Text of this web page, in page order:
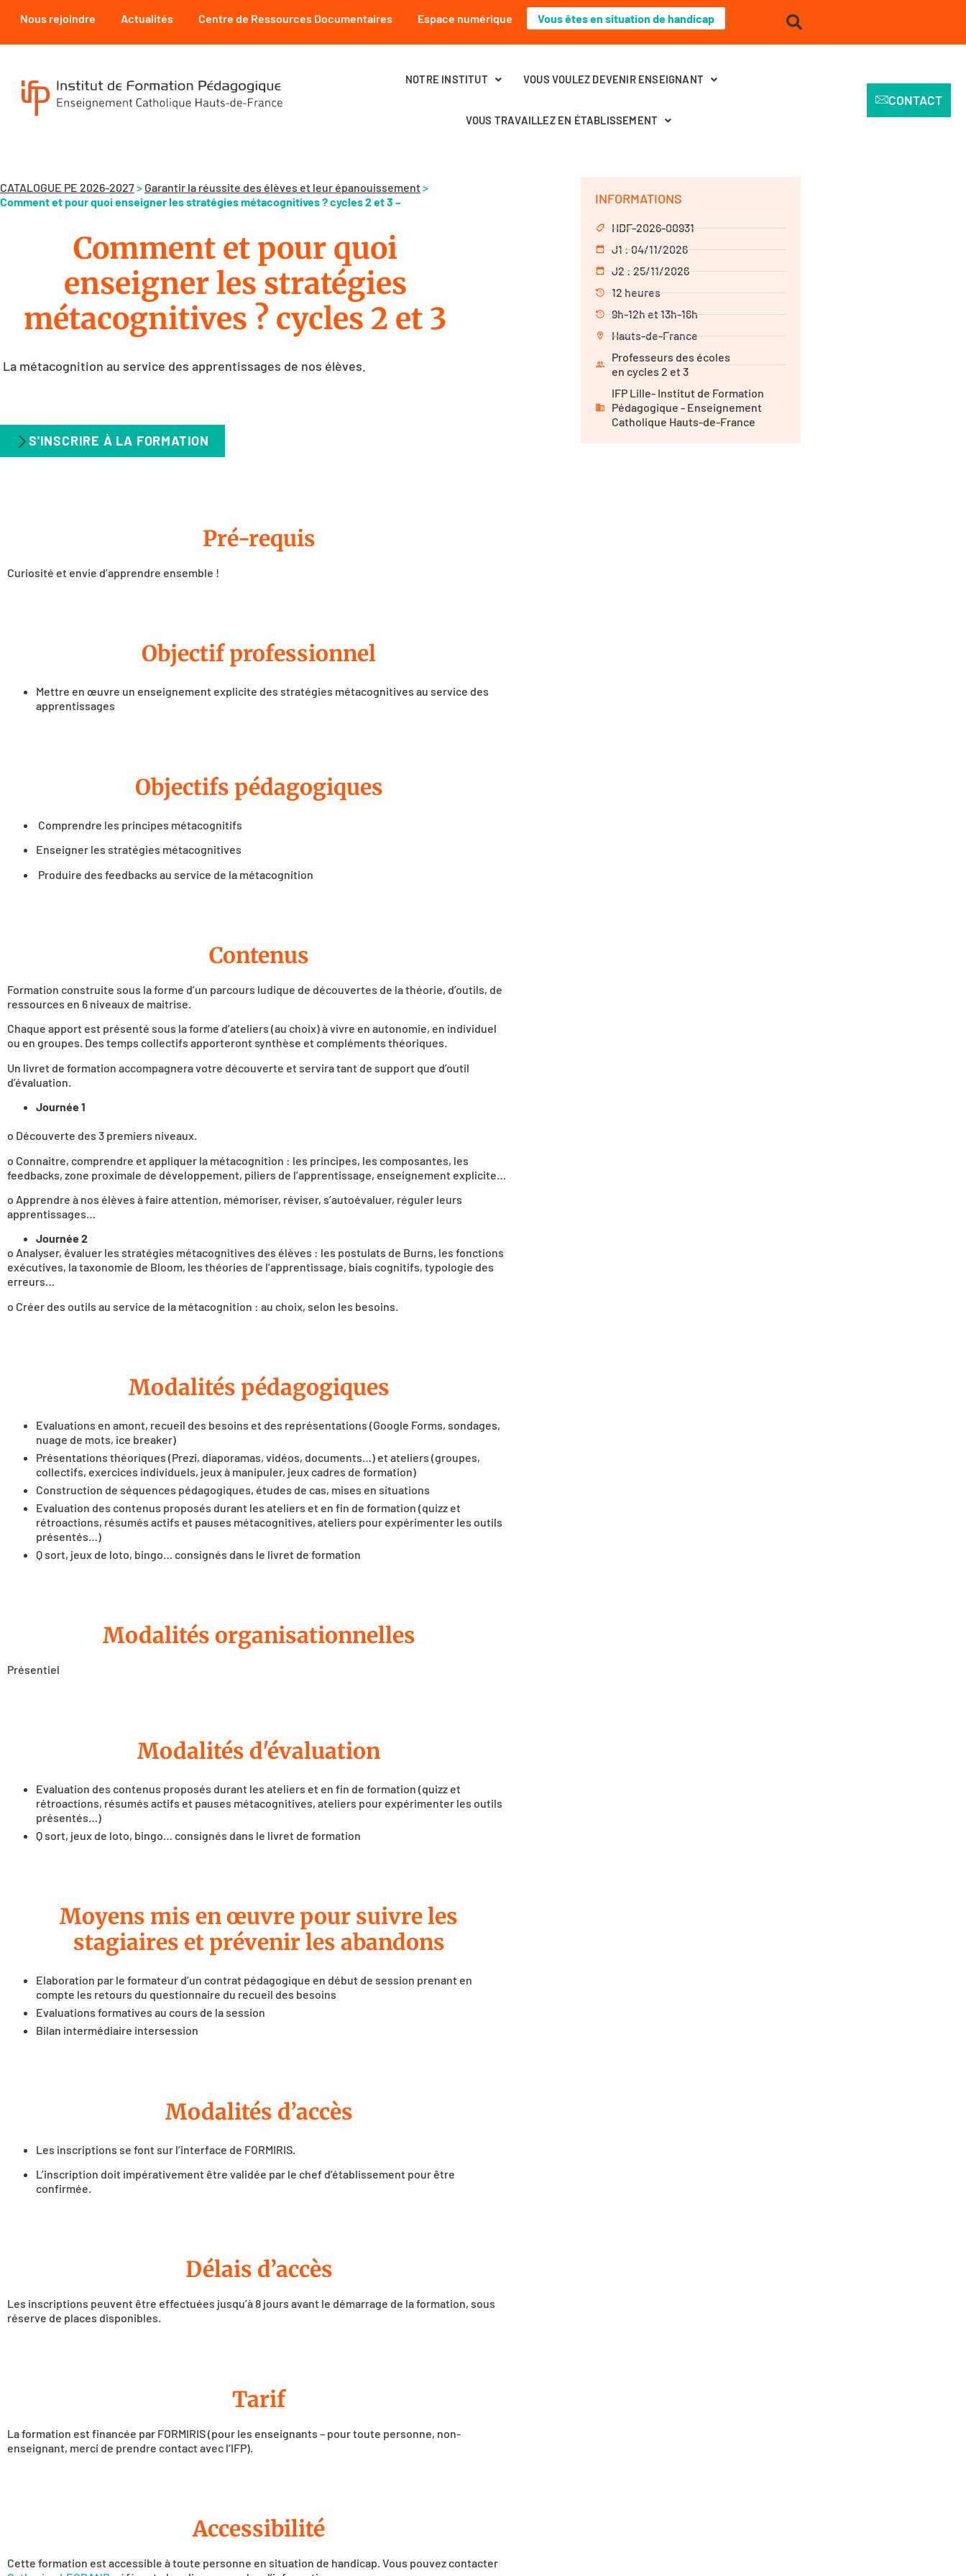
Nous rejoindre Actualités Centre de Ressources Documentaires Espace numérique Vous êtes en situation de handicap
NOTRE INSTITUT VOUS VOULEZ DEVENIR ENSEIGNANT
VOUS TRAVAILLEZ EN ÉTABLISSEMENT
CONTACT
CATALOGUE PE 2026-2027> Garantir la réussite des élèves et leur épanouissement>
Comment et pour quoi enseigner les stratégies métacognitives ? cycles 2 et 3 –
Comment et pour quoi
enseigner les stratégies
métacognitives ? cycles 2 et 3
La métacognition au service des apprentissages de nos élèves.
S'INSCRIRE À LA FORMATION
INFORMATIONS
HDF-2026-00931
J1 : 04/11/2026
J2 : 25/11/2026
12 heures
9h-12h et 13h-16h
Hauts-de-France
Professeurs des écoles
en cycles 2 et 3
IFP Lille- Institut de Formation
Pédagogique - Enseignement
Catholique Hauts-de-France
Pré-requis
Curiosité et envie d’apprendre ensemble !
Objectif professionnel
Mettre en œuvre un enseignement explicite des stratégies métacognitives au service des
apprentissages
Objectifs pédagogiques
Comprendre les principes métacognitifs
Enseigner les stratégies métacognitives
Produire des feedbacks au service de la métacognition
Contenus
Formation construite sous la forme d’un parcours ludique de découvertes de la théorie, d’outils, de
ressources en 6 niveaux de maitrise.
Chaque apport est présenté sous la forme d’ateliers (au choix) à vivre en autonomie, en individuel
ou en groupes. Des temps collectifs apporteront synthèse et compléments théoriques.
Un livret de formation accompagnera votre découverte et servira tant de support que d’outil
d’évaluation.
Journée 1
o Découverte des 3 premiers niveaux.
o Connaitre, comprendre et appliquer la métacognition : les principes, les composantes, les
feedbacks, zone proximale de développement, piliers de l’apprentissage, enseignement explicite…
o Apprendre à nos élèves à faire attention, mémoriser, réviser, s’autoévaluer, réguler leurs
apprentissages…
Journée 2
o Analyser, évaluer les stratégies métacognitives des élèves : les postulats de Burns, les fonctions
exécutives, la taxonomie de Bloom, les théories de l’apprentissage, biais cognitifs, typologie des
erreurs…
o Créer des outils au service de la métacognition : au choix, selon les besoins.
Modalités pédagogiques
Evaluations en amont, recueil des besoins et des représentations (Google Forms, sondages,
nuage de mots, ice breaker)
Présentations théoriques (Prezi, diaporamas, vidéos, documents…) et ateliers (groupes,
collectifs, exercices individuels, jeux à manipuler, jeux cadres de formation)
Construction de séquences pédagogiques, études de cas, mises en situations
Evaluation des contenus proposés durant les ateliers et en fin de formation (quizz et
rétroactions, résumés actifs et pauses métacognitives, ateliers pour expérimenter les outils
présentés…)
Q sort, jeux de loto, bingo… consignés dans le livret de formation
Modalités organisationnelles
Présentiel
Modalités d'évaluation
Evaluation des contenus proposés durant les ateliers et en fin de formation (quizz et
rétroactions, résumés actifs et pauses métacognitives, ateliers pour expérimenter les outils
présentés…)
Q sort, jeux de loto, bingo… consignés dans le livret de formation
Moyens mis en œuvre pour suivre les
stagiaires et prévenir les abandons
Elaboration par le formateur d’un contrat pédagogique en début de session prenant en
compte les retours du questionnaire du recueil des besoins
Evaluations formatives au cours de la session
Bilan intermédiaire intersession
Modalités d’accès
Les inscriptions se font sur l’interface de FORMIRIS.
L’inscription doit impérativement être validée par le chef d’établissement pour être
confirmée.
Délais d’accès
Les inscriptions peuvent être effectuées jusqu’à 8 jours avant le démarrage de la formation, sous
réserve de places disponibles.
Tarif
La formation est financée par FORMIRIS (pour les enseignants – pour toute personne, non-
enseignant, merci de prendre contact avec l’IFP).
Accessibilité
Cette formation est accessible à toute personne en situation de handicap. Vous pouvez contacter